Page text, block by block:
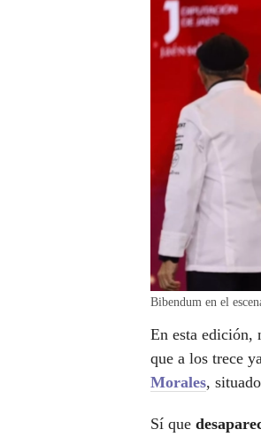
Bibendum en el
En esta edición,
que a los trece
Morales,
Sí que